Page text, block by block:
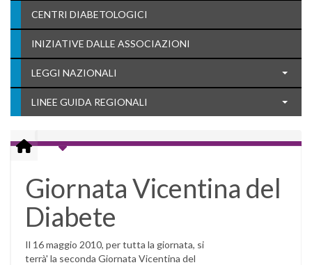
CENTRI DIABETOLOGICI
INIZIATIVE DALLE ASSOCIAZIONI
LEGGI NAZIONALI
LINEE GUIDA REGIONALI
Giornata Vicentina del
Diabete
Il 16 maggio 2010, per tutta la giornata, si
terrà' la seconda Giornata Vicentina del